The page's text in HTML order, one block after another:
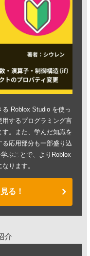
Roblox Studio を使っ
用するプログラミング言
。また、学んだ知識を
応用部分も一部盛り込
ぶことで、よりRoblox
ります。
る！
介